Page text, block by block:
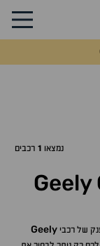
נמצאו 1 רכבים
Geely
ענק של רכביGeely